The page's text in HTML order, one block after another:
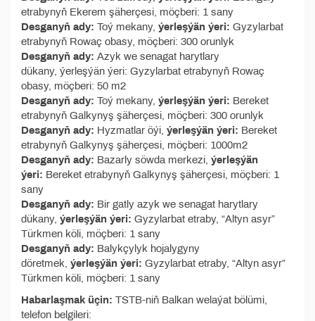
etrabynyň Ekerem şäherçesi, möçberi: 1 sany
Desganyň ady: Toý mekany, ýerleşýän ýeri: Gyzylarbat
etrabynyň Rowaç obasy, möçberi: 300 orunlyk
Desganyň ady: Azyk we senagat harytlary
dükany, ýerleşýän ýeri: Gyzylarbat etrabynyň Rowaç
obasy, möçberi: 50 m2
Desganyň ady: Toý mekany, ýerleşýän ýeri: Bereket
etrabynyň Galkynyş şäherçesi, möçberi: 300 orunlyk
Desganyň ady: Hyzmatlar öýi, ýerleşýän ýeri: Bereket
etrabynyň Galkynyş şäherçesi, möçberi: 1000m2
Desganyň ady: Bazarly söwda merkezi, ýerleşýän
ýeri: Bereket etrabynyň Galkynyş şäherçesi, möçberi: 1
sany
Desganyň ady: Bir gatly azyk we senagat harytlary
dükany, ýerleşýän ýeri: Gyzylarbat etraby, “Altyn asyr”
Türkmen köli, möçberi: 1 sany
Desganyň ady: Balykçylyk hojalygyny
döretmek, ýerleşýän ýeri: Gyzylarbat etraby, “Altyn asyr”
Türkmen köli, möçberi: 1 sany
Habarlaşmak üçin: TSTB-niň Balkan welaýat bölümi,
telefon belgileri: